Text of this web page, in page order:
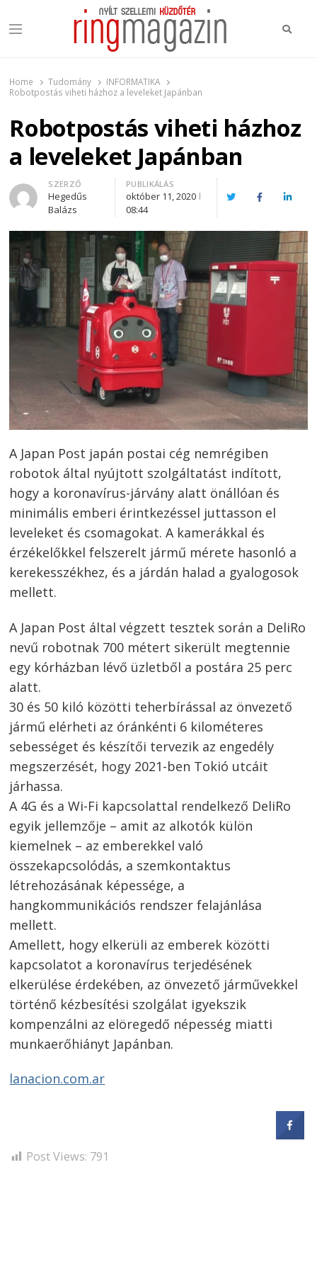
Menu
Home Tudomány
INFORMATIKA
Robotpostás viheti házhoz a leveleket Japánban
Robotpostás viheti házhoz
a leveleket Japánban
Author
SZERZŐ
Hegedűs
Balázs
PUBLIKÁLÁS
október 11, 2020
08:44
TwitterFacebook
A Japan Post japán postai cég nemrégiben
robotok által nyújtott szolgáltatást indított,
hogy a koronavírus-járvány alatt önállóan és
minimális emberi érintkezéssel juttasson el
leveleket és csomagokat. A kamerákkal és
érzékelőkkel felszerelt jármű mérete hasonló a
kerekesszékhez, és a járdán halad a gyalogosok
mellett.
A Japan Post által végzett tesztek során a DeliRo
nevű robotnak 700 métert sikerült megtennie
egy kórházban lévő üzletből a postára 25 perc
alatt.
30 és 50 kiló közötti teherbírással az önvezető
jármű elérheti az óránkénti 6 kilométeres
sebességet és készítői tervezik az engedély
megszerzését, hogy 2021-ben Tokió utcáit
járhassa.
A 4G és a Wi-Fi kapcsolattal rendelkező DeliRo
egyik jellemzője – amit az alkotók külön
kiemelnek – az emberekkel való
összekapcsolódás, a szemkontaktus
létrehozásának képessége, a
hangkommunikációs rendszer felajánlása
mellett.
Amellett, hogy elkerüli az emberek közötti
kapcsolatot a koronavírus terjedésének
elkerülése érdekében, az önvezető járművekkel
történő kézbesítési szolgálat igyekszik
kompenzálni az elöregedő népesség miatti
munkaerőhiányt Japánban.
lanacion.com.ar
Post Views: 791
Bejegyzés
navigáció